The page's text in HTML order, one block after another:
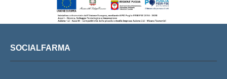
SOCIALFARMA